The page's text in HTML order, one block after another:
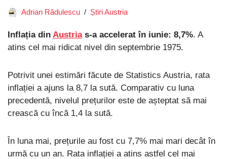
Adrian Rădulescu Știri Austria
Inflația din Austrias-a accelerat în iunie: 8,7%. A
atins cel mai ridicat nivel din septembrie 1975.
Potrivit unei estimări făcute de Statistics Austria, rata
inflației a ajuns la 8,7 la sută. Comparativ cu luna
precedentă, nivelul prețurilor este de așteptat să mai
crească cu încă 1,4 la sută.
În luna mai, prețurile au fost cu 7,7% mai mari decât în ​​
urmă cu un an. Rata inflației a atins astfel cel mai